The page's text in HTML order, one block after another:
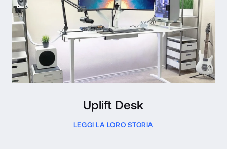
Uplift Desk
LEGGI LA LORO STORIA